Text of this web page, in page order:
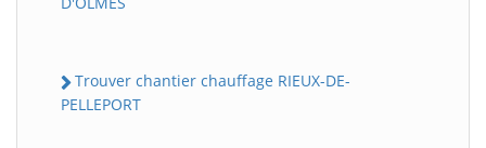
Trouver chantier chauffage RIEUX-DE-
PELLEPORT